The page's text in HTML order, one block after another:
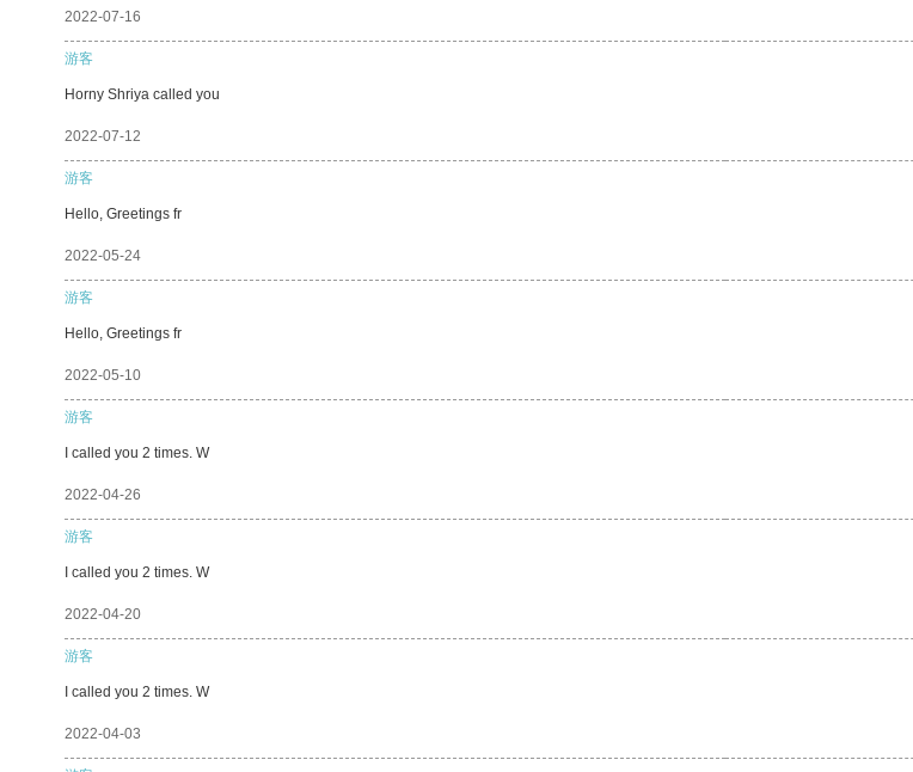
2022-07-16
游客
Horny Shriya called you
2022-07-12
游客
Hello, Greetings fr
2022-05-24
游客
Hello, Greetings fr
2022-05-10
游客
I called you 2 times. W
2022-04-26
游客
I called you 2 times. W
2022-04-20
游客
I called you 2 times. W
2022-04-03